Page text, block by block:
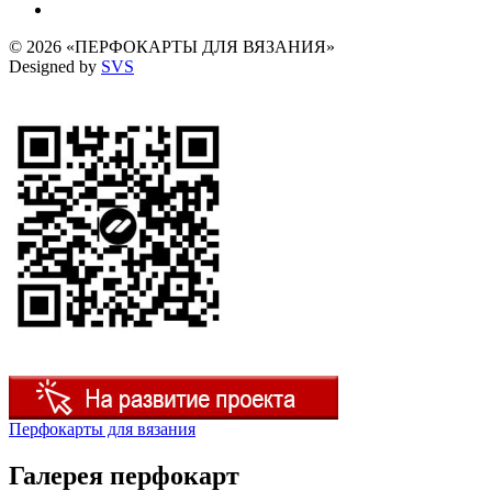
© 2026 «ПЕРФОКАРТЫ ДЛЯ ВЯЗАНИЯ»
Designed by SVS
Перфокарты для вязания
Галерея перфокарт